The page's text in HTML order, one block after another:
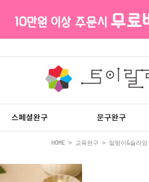
스페셜완구 문구완구
HOME > 교육완구 > 말랑이&슬라임